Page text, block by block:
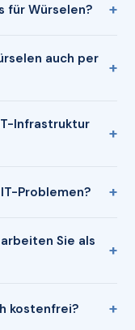
für Würselen?
auch per
Infrastruktur
Problemen?
Sie als
kostenfrei?